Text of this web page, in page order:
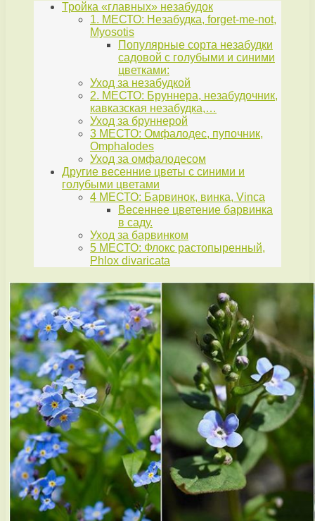
Тройка «главных» незабудок
1. МЕСТО: Незабудка, forget-me-not,
Myosotis
Популярные сорта незабудки
садовой с голубыми и синими
цветками:
Уход за незабудкой
2. МЕСТО: Бруннера, незабудочник,
кавказская незабудка,…
Уход за бруннерой
3 МЕСТО: Омфалодес, пупочник,
Omphalodes
Уход за омфалодесом
Другие весенние цветы с синими и
голубыми цветами
4 МЕСТО: Барвинок, винка, Vinca
Весеннее цветение барвинка
в саду.
Уход за барвинком
5 МЕСТО: Флокс растопыренный,
Phlox divaricata